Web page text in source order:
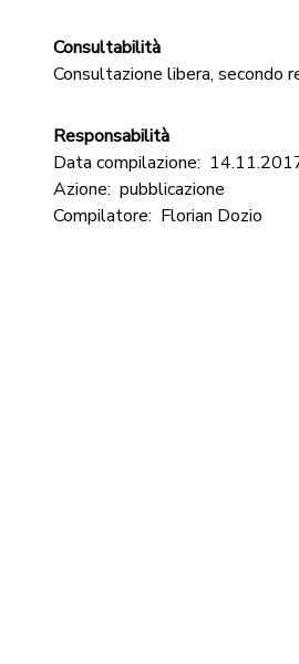
Consultabilità
Consultazione libera, secondo
Responsabilità
Data compilazione:
Azione: pubblicazione
Compilatore: Florian Dozio